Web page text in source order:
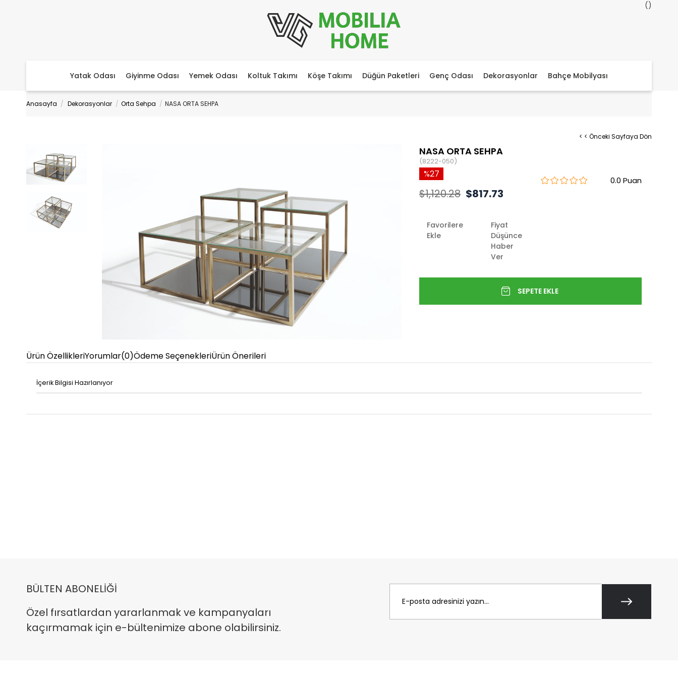
Yatak Odası Giyinme Odası Yemek Odası Koltuk Takımı Köşe Takımı Düğün Paketleri Genç Odası Dekorasyonlar Bahçe Mobilyası
Anasayfa Dekorasyonlar Orta Sehpa NASA ORTA SEHPA
< < Önceki Sayfaya Dön
NASA ORTA SEHPA
(8222-050)
0.0
27
$1,120.28 $817.73
Favorilere
Ekle
Fiyat
Düşünce
Haber
Ver
Ürün ÖzellikleriYorumlar(0)Ödeme SeçenekleriÜrün Önerileri
İçerik Bilgisi Hazırlanıyor
BÜLTEN ABONELİĞİ
Özel fırsatlardan yararlanmak ve kampanyaları
kaçırmamak için e-bültenimize abone olabilirsiniz.